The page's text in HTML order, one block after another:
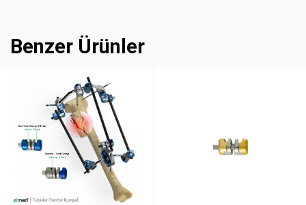
Benzer Ürünler